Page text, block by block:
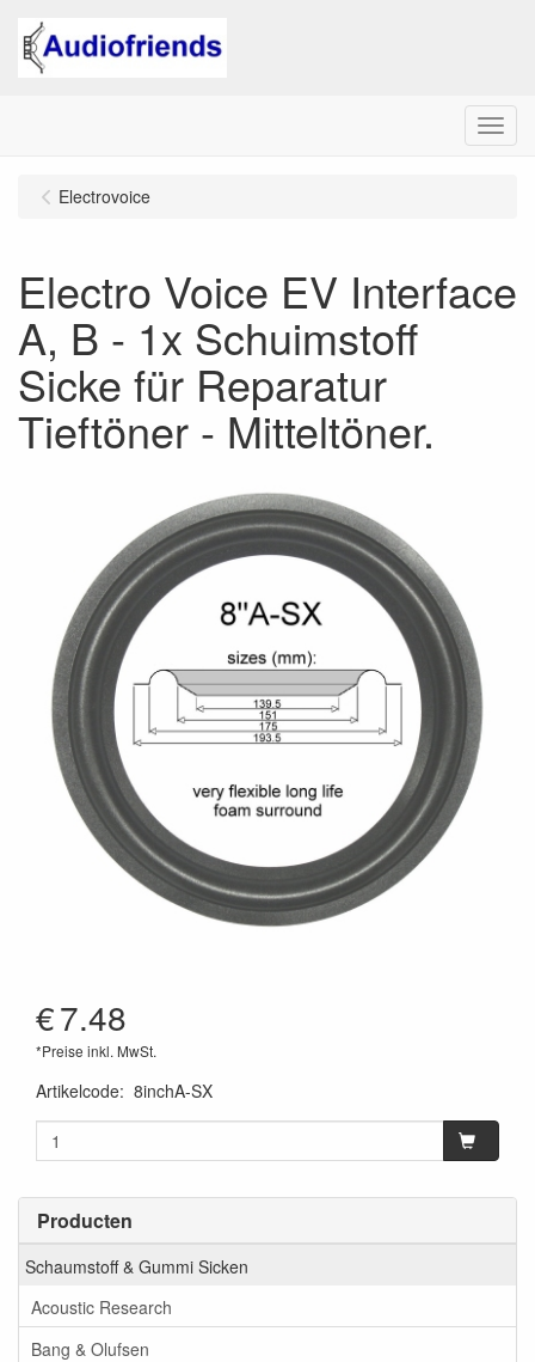
Menu
Producten
Schaumstoff & Gummi Sicken
Acoustic Research
Bang & Olufsen
Electrovoice
Electro Voice EV Interface
A, B - 1x Schuimstoff
Sicke für Reparatur
Tieftöner - Mitteltöner.
€7.48
*Preise inkl. MwSt.
Artikelcode: 8inchA-SX